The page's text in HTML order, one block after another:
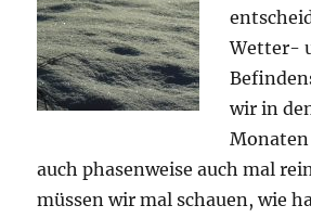
Wetter-
wir in
auch phasenweise auch mal
müssen wir mal schauen, wie